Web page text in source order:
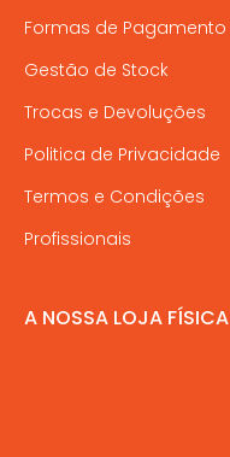
Formas de Pagamento
Gestão de Stock
Trocas e Devoluções
Politica de Privacidade
Termos e Condições
Profissionais
A NOSSA LOJA FÍSICA